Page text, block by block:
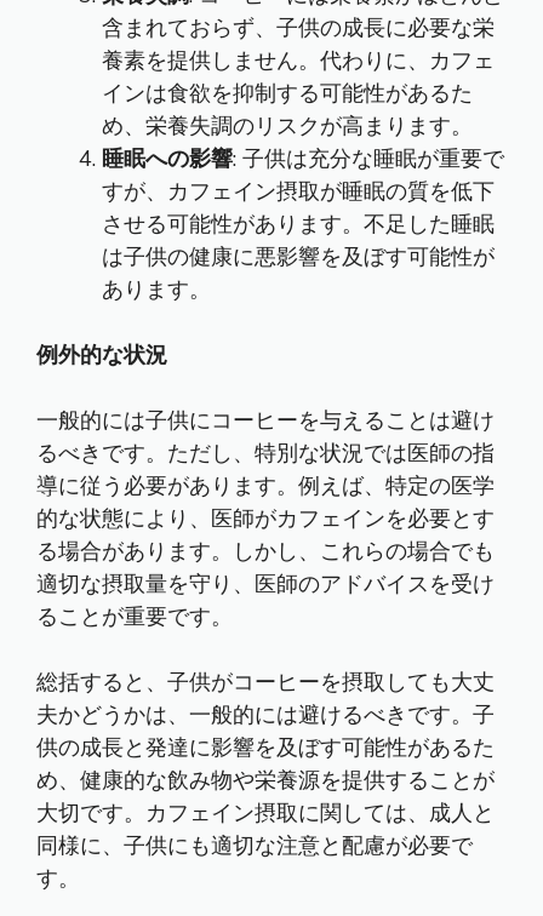
含まれておらず、子供の成長に必要な栄
養素を提供しません。代わりに、カフェ
インは食欲を抑制する可能性があるた
め、栄養失調のリスクが高まります。
睡眠への影響: 子供は充分な睡眠が重要で
すが、カフェイン摂取が睡眠の質を低下
させる可能性があります。不足した睡眠
は子供の健康に悪影響を及ぼす可能性が
あります。
例外的な状況
一般的には子供にコーヒーを与えることは避け
るべきです。ただし、特別な状況では医師の指
導に従う必要があります。例えば、特定の医学
的な状態により、医師がカフェインを必要とす
る場合があります。しかし、これらの場合でも
適切な摂取量を守り、医師のアドバイスを受け
ることが重要です。
総括すると、子供がコーヒーを摂取しても大丈
夫かどうかは、一般的には避けるべきです。子
供の成長と発達に影響を及ぼす可能性があるた
め、健康的な飲み物や栄養源を提供することが
大切です。カフェイン摂取に関しては、成人と
同様に、子供にも適切な注意と配慮が必要で
す。